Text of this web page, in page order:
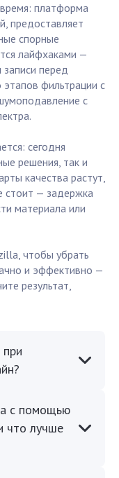
платформа
предоставляет
спорные
лайфхаками —
записи перед
этапов фильтрации с
с
сегодня
решения, так и
качества растут,
стоит — задержка
материала или
чтобы убрать
и эффективно —
результат,
с помощью
что лучше